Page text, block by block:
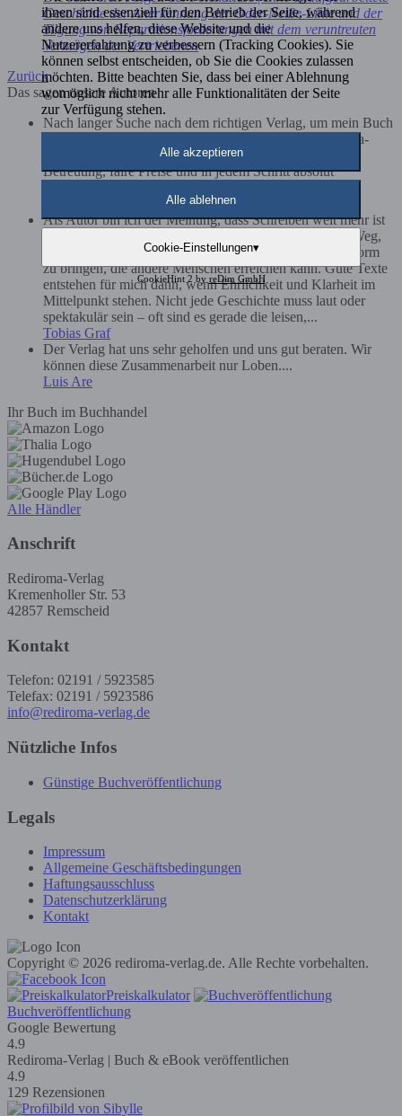
Geschichte der Anerkennung der Oder-Neiße-Linie und der
Tilgung von Reparationsforderungen mit dem veruntreuten
Vermögen der Vertriebenen
Zurück
Das sagen unsere Autoren
Nach langer Suche nach dem richtigen Verlag, um mein Buch
zu veröffentlichen, bin ich unendlich froh, den Rediroma-
Verlag gefunden zu haben. Kompetente und geduldige
Betreuung, faire Preise und in jedem Schritt absolut
Astrid Nolde-Gallasch
Als Autor bin ich der Meinung, dass Schreiben weit mehr ist
als das bloße Aneinanderreihen von Worten. Es ist ein Weg,
Gedanken sichtbar zu machen und Emotionen in eine Form
zu bringen, die andere Menschen erreichen kann. Gute Texte
entstehen für mich dann, wenn Ehrlichkeit und Klarheit im
Mittelpunkt stehen. Nicht jede Geschichte muss laut oder
spektakulär sein – oft sind es gerade die leisen,...
Tobias Graf
Der Verlag hat uns sehr geholfen und uns gut beraten. Wir
können diese Zusammenarbeit nur Loben....
Luis Are
Ihr Buch im Buchhandel
Alle Händler
Anschrift
Rediroma-Verlag
Kremenholler Str. 53
42857 Remscheid
Kontakt
Telefon: 02191 / 5923585
Telefax: 02191 / 5923586
info@rediroma-verlag.de
Nützliche Infos
Günstige Buchveröffentlichung
Legals
Impressum
Allgemeine Geschäftsbedingungen
Haftungsausschluss
Datenschutzerklärung
Kontakt
Copyright © 2026 rediroma-verlag.de. Alle Rechte vorbehalten.
Preiskalkulator
Buchveröffentlichung
Google Bewertung
4.9
Rediroma-Verlag | Buch & eBook veröffentlichen
4.9
129 Rezensionen
ihnen sind essenziell für den Betrieb der Seite, während
andere uns helfen, diese Website und die
Nutzererfahrung zu verbessern (Tracking Cookies). Sie
können selbst entscheiden, ob Sie die Cookies zulassen
möchten. Bitte beachten Sie, dass bei einer Ablehnung
womöglich nicht mehr alle Funktionalitäten der Seite
zur Verfügung stehen.
Alle akzeptieren
Alle ablehnen
Cookie-Einstellungen▾
CookieHint 2 by reDim GmbH